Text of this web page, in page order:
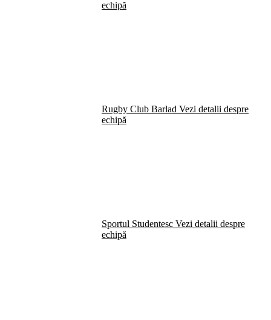
echipă
Rugby Club Barlad Vezi detalii despre
echipă
Sportul Studentesc Vezi detalii despre
echipă